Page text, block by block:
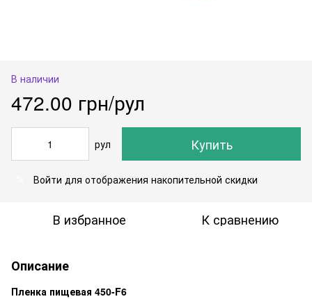
В наличии
472.00 грн/рул
рул Купить
Войти для отображения накопительной скидки
В избранное К сравнению
Описание
Пленка пищевая 450-F6